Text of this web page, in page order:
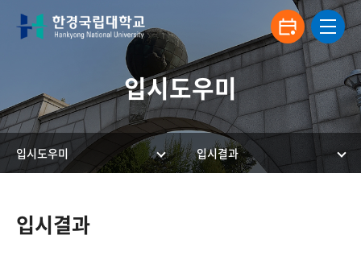
한경국립대학교 입학안내
입시도우미
입시도우미 입시결과
입시결과